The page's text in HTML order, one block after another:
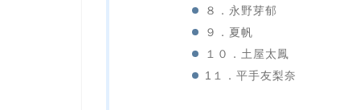
８．永野芽郁
９．夏帆
１０．土屋太鳳
1１．平手友梨奈